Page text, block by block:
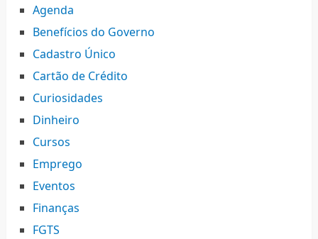
Agenda
Benefícios do Governo
Cadastro Único
Cartão de Crédito
Curiosidades
Dinheiro
Cursos
Emprego
Eventos
Finanças
FGTS